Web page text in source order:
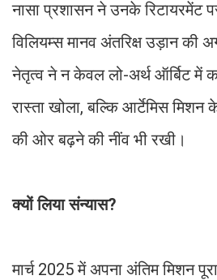
नासा प्रशासन ने उनके रिटायरमेंट
विलियम्स मानव अंतरिक्ष उड़ान की
नेतृत्व ने न केवल लो-अर्थ ऑर्बिट में
रास्ता खोला, बल्कि आर्टेमिस
की ओर बढ़ने की नींव भी रखी।
क्यों लिया संन्यास?
मार्च 2025 में अपना अंतिम मिशन